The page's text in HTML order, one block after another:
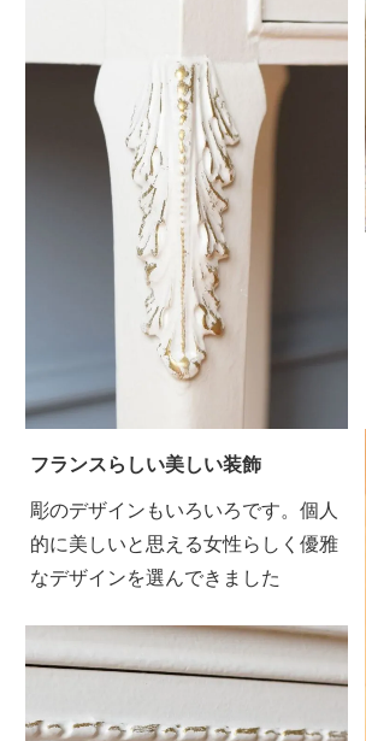
フランスらしい美しい装飾
彫のデザインもいろいろです。個人
的に美しいと思える女性らしく優雅
なデザインを選んできました